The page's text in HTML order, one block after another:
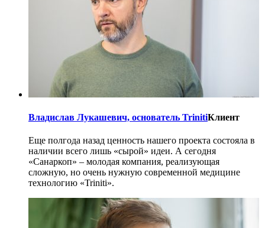
Владислав Лукашевич, основатель TrinitiКлиент
Еще полгода назад ценность нашего проекта состояла в
наличии всего лишь «сырой» идеи. А сегодня
«Санаркоп» – молодая компания, реализующая
сложную, но очень нужную современной медицине
технологию «Triniti».